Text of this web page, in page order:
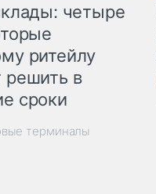
четыре
ритейлу
решить в
сроки
терминалы